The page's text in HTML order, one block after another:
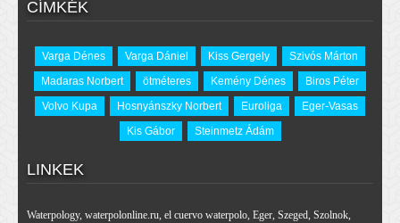
CÍMKÉK
Varga Dénes Varga Dániel Kiss Gergely
Szivós Márton
Madaras Norbert
ötméteres Kemény Dénes
Biros Péter
Volvo Kupa
Hosnyánszky Norbert Euroliga
Eger-Vasas
Kis Gábor
Steinmetz Ádám
LINKEK
Waterpology, waterpolonline.ru, el cuervo waterpolo, Eger, Szeged, Szolnok,